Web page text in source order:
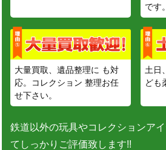
です。
大量買取、遺品整理に も対
応。コレクション 整理お任
せ下さい。
土日
ども
鉄道以外の玩具やコレクションア
てしっかりご評価致します!!